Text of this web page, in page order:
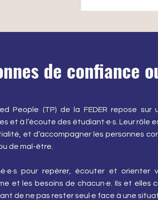
de confiance
People (TP) de la FEDER repose
et à l’écoute des étudiant·e·s. Leur rôle
et d’accompagner les personnes
de mal-être.
pour repérer, écouter et
et les besoins de chacun·e. Ils et
de ne pas rester seul·e face à une